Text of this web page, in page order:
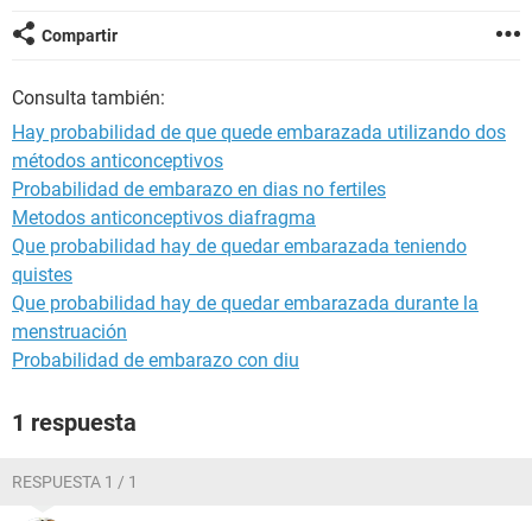
Compartir
Consulta también:
Hay probabilidad de que quede embarazada utilizando dos
métodos anticonceptivos
Probabilidad de embarazo en dias no fertiles
Metodos anticonceptivos diafragma
Que probabilidad hay de quedar embarazada teniendo
quistes
Que probabilidad hay de quedar embarazada durante la
menstruación
Probabilidad de embarazo con diu
1 respuesta
RESPUESTA 1 / 1